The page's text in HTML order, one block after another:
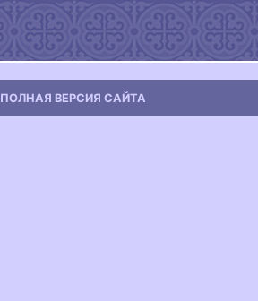
ПОЛНАЯ ВЕРСИЯ САЙТА